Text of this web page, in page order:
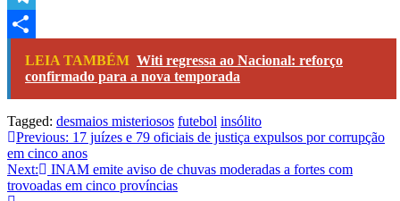
Link
Telegram
Share
LEIA TAMBÉM Witi regressa ao Nacional: reforço
confirmado para a nova temporada
Tagged: desmaios misteriosos futebol insólito
Navegação
de
artigos
Previous: 17 juízes e 79 oficiais de justiça expulsos por corrupção
em cinco anos
Next:
INAM emite aviso de chuvas moderadas a fortes com
trovoadas em cinco províncias